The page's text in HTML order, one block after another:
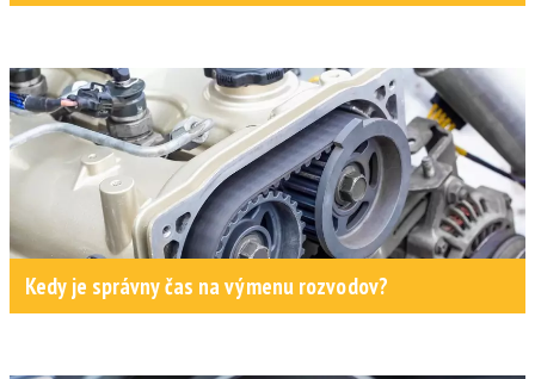
Kedy je správny čas na výmenu rozvodov?